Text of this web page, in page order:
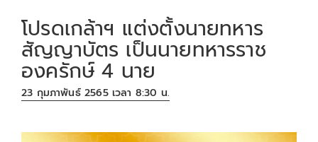
โปรดเกล้าฯ แต่งตั้งนายทหาร
สัญญาบัตร เป็นนายทหารราช
องครักษ์ 4 นาย
23 กุมภาพันธ์ 2565 เวลา 8:30 น.